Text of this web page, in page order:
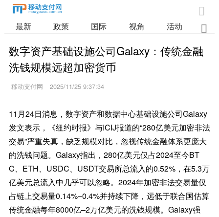

最新 政策 国际 视角 活动 业

数字资产基础设施公司Galaxy：传统金融
洗钱规模远超加密货币
移动支付网 2025/11/25 9:37:34
11月24日消息，数字资产和数据中心基础设施公司Galaxy
发文表示，《纽约时报》与ICIJ报道的“280亿美元加密非法
交易”严重失真，缺乏规模对比，忽视传统金融体系更庞大
的洗钱问题。Galaxy指出，280亿美元仅占2024至今BT
C、ETH、USDC、USDT交易所总流入的0.52%，在5.3万
亿美元总流入中几乎可以忽略。2024年加密非法交易量仅
占链上交易量0.14%–0.4%并持续下降，远低于联合国估算
传统金融每年8000亿–2万亿美元的洗钱规模。Galaxy强